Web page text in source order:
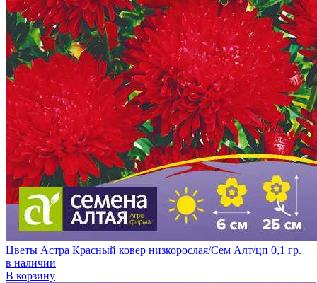
Цветы Астра Красный ковер низкорослая/Сем Алт/цп 0,1 гр.
в наличии
В корзину